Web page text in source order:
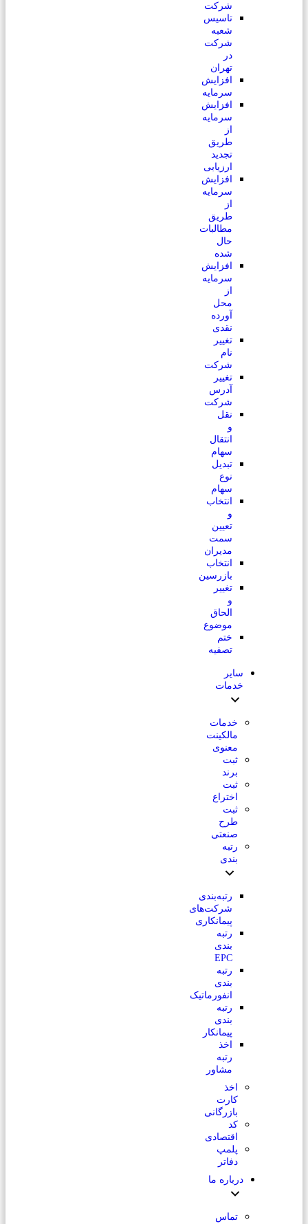
شرکت
تاسیس
شعبه
شرکت
در
تهران
افزایش
سرمایه
افزایش
سرمایه
از
طریق
تجدید
ارزیابی
افزایش
سرمایه
از
طریق
مطالبات
حال
شده
افزایش
سرمایه
از
محل
آورده
نقدی
تغییر
نام
شرکت
تغییر
آدرس
شرکت
نقل
و
انتقال
سهام
تبدیل
نوع
سهام
انتخاب
و
تعیین
سمت
مدیران
انتخاب
بازرسین
تغییر
و
الحاق
موضوع
ختم
تصفیه
سایر
خدمات
خدمات
مالکینت
معنوی
ثبت
برند
ثبت
اختراع
ثبت
طرح
صنعتی
رتبه
بندی
رتبه‌بندی
شرکت‌های
پیمانکاری
رتبه
بندی
EPC
رتبه
بندی
انفورماتیک
رتبه
بندی
پیمانکار
اخذ
رتبه
مشاور
اخذ
کارت
بازرگانی
کد
اقتصادی
پلمپ
دفاتر
درباره ما
تماس